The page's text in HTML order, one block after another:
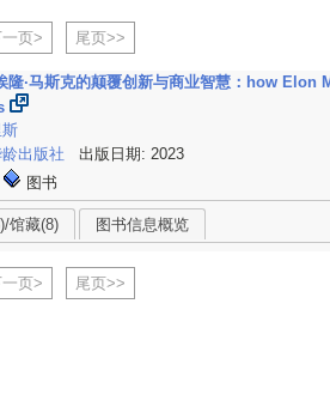
页> 尾页>>
隆·马斯克的颠覆创新与商业智慧：how
出版社
出版日期: 2023
图书
馆藏(8) 图书信息概览
页> 尾页>>